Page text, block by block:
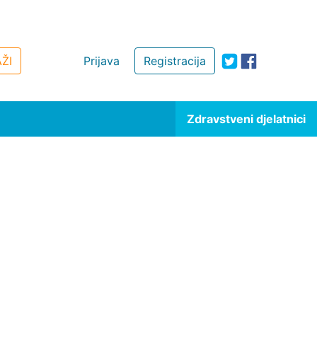
Registracija
Prijava
Zdravstveni djelatnici